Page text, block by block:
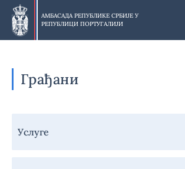
Прескочи
главни
део
АМБАСАДА РЕПУБЛИКЕ СРБИЈЕ У
РЕПУБЛИЦИ ПОРТУГАЛИЈИ
Грађани
Услуге